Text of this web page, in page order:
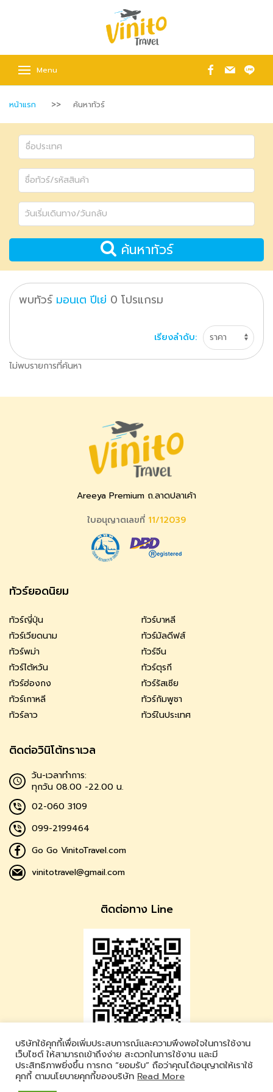
Menu
หน้าแรก ค้นหาทัวร์
ค้นหาทัวร์
พบทัวร์ มอนเต ปีเย่ 0 โปรแกรม
เรียงลำดับ:
ไม่พบรายการที่ค้นหา
บริษัทใช้คุกกี้เพื่อเพิ่มประสบการณ์และความพึงพอใจในการใช้งาน
เว็บไซต์ ให้สามารถเข้าถึงง่าย สะดวกในการใช้งาน และมี
ประสิทธิภาพยิ่งขึ้น การกด “ยอมรับ” ถือว่าคุณได้อนุญาตให้เราใช้
คุกกี้ ตามนโยบายคุกกี้ของบริษัท Read More
Areeya Premium ถ.ลาดปลาเค้า
ใบอนุญาตเลขที่ 11/12039
ทัวร์ยอดนิยม
ทัวร์ญี่ปุ่น
ทัวร์บาหลี
ทัวร์เวียดนาม
ทัวร์มัลดีฟส์
ทัวร์พม่า
ทัวร์จีน
ทัวร์ไต้หวัน
ทัวร์ตุรกี
ทัวร์ฮ่องกง
ทัวร์รัสเซีย
ทัวร์เกาหลี
ทัวร์กัมพูชา
ทัวร์ลาว
ทัวร์ในประเทศ
ติดต่อวินิโต้ทราเวล
วัน-เวลาทำการ:
ทุกวัน 08.00 -22.00 น.
02-060 3109
099-2199464
Go Go VinitoTravel.com
vinitotravel@gmail.com
ติดต่อทาง Line
Vinito Travel
LINE ID : @vinitotravel